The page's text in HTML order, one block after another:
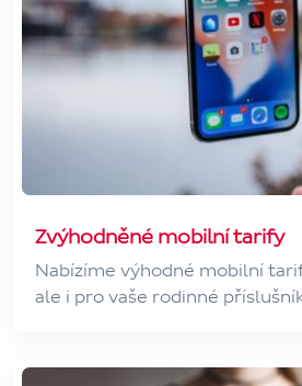
Zvýhodněné mobilní tarify
Nabízíme výhodné mobilní
ale i pro vaše rodinné